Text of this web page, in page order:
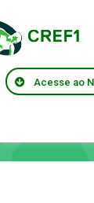
Acesse ao